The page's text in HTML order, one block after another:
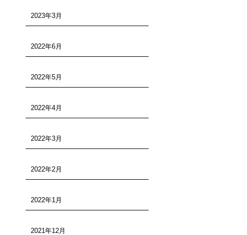
2023年3月
2022年6月
2022年5月
2022年4月
2022年3月
2022年2月
2022年1月
2021年12月